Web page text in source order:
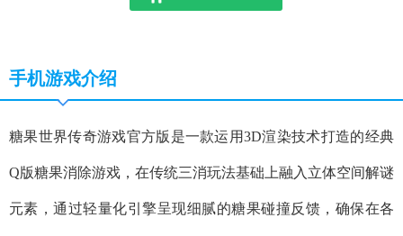
手机游戏介绍
糖果世界传奇游戏官方版是一款运用3D渲染技术打造的经典
Q版糖果消除游戏，在传统三消玩法基础上融入立体空间解谜
元素，通过轻量化引擎呈现细腻的糖果碰撞反馈，确保在各